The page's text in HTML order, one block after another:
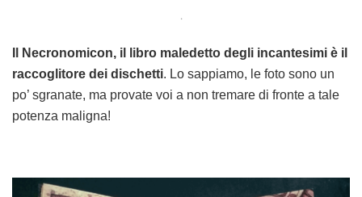
.
Il Necronomicon, il libro maledetto degli incantesimi è il
raccoglitore dei dischetti. Lo sappiamo, le foto sono un
po’ sgranate, ma provate voi a non tremare di fronte a tale
potenza maligna!